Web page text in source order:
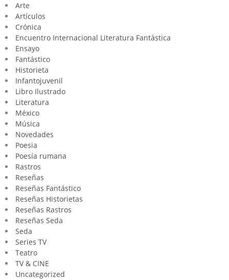
Arte
Artículos
Crónica
Encuentro Internacional Literatura Fantástica
Ensayo
Fantástico
Historieta
Infantojuvenil
Libro Ilustrado
Literatura
México
Música
Novedades
Poesia
Poesía rumana
Rastros
Reseñas
Reseñas Fantástico
Reseñas Historietas
Reseñas Rastros
Reseñas Seda
Seda
Series TV
Teatro
TV & CINE
Uncategorized